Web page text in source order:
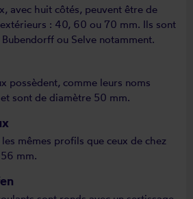
avec huit côtés, peuvent être de
: 40, 60 ou 70 mm. Ils sont
ou Selve notamment.
possèdent, comme leurs noms
sont de diamètre 50 mm.
mêmes profils que ceux de chez
mm.